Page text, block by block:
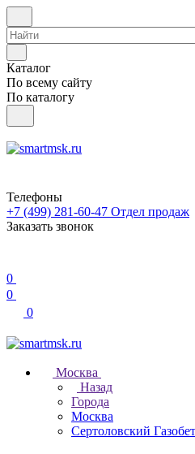
Каталог
По всему сайту
По каталогу
Телефоны
+7 (499) 281-60-47 Отдел продаж
Заказать звонок
0
0
0
Москва
Назад
Города
Москва
Сертоловский